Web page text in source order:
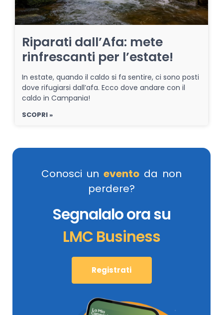
Riparati dall’Afa: mete
rinfrescanti per l’estate!
In estate, quando il caldo si fa sentire, ci sono posti
dove rifugiarsi dall’afa. Ecco dove andare con il
caldo in Campania!
SCOPRI »
Conosci un evento da non
perdere?
Segnalalo ora su
LMC Business
Registrati